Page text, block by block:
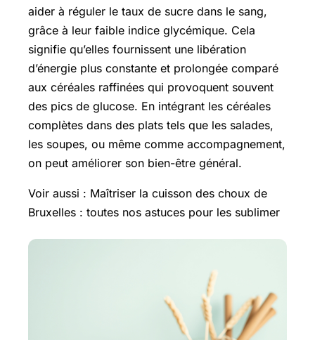
aider à réguler le taux de sucre dans le sang,
grâce à leur faible indice glycémique. Cela
signifie qu’elles fournissent une libération
d’énergie plus constante et prolongée comparé
aux céréales raffinées qui provoquent souvent
des pics de glucose. En intégrant les céréales
complètes dans des plats tels que les salades,
les soupes, ou même comme accompagnement,
on peut améliorer son bien-être général.
Voir aussi : Maîtriser la cuisson des choux de
Bruxelles : toutes nos astuces pour les sublimer